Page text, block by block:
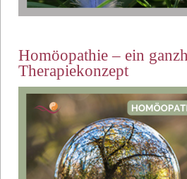
Homöopathie – ein
Therapiekonzept